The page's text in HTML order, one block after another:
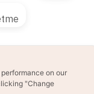
Web
on our
"Change